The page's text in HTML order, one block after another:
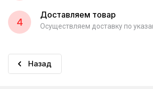
4
Доставляем товар
Осуществляем доставку по
Назад